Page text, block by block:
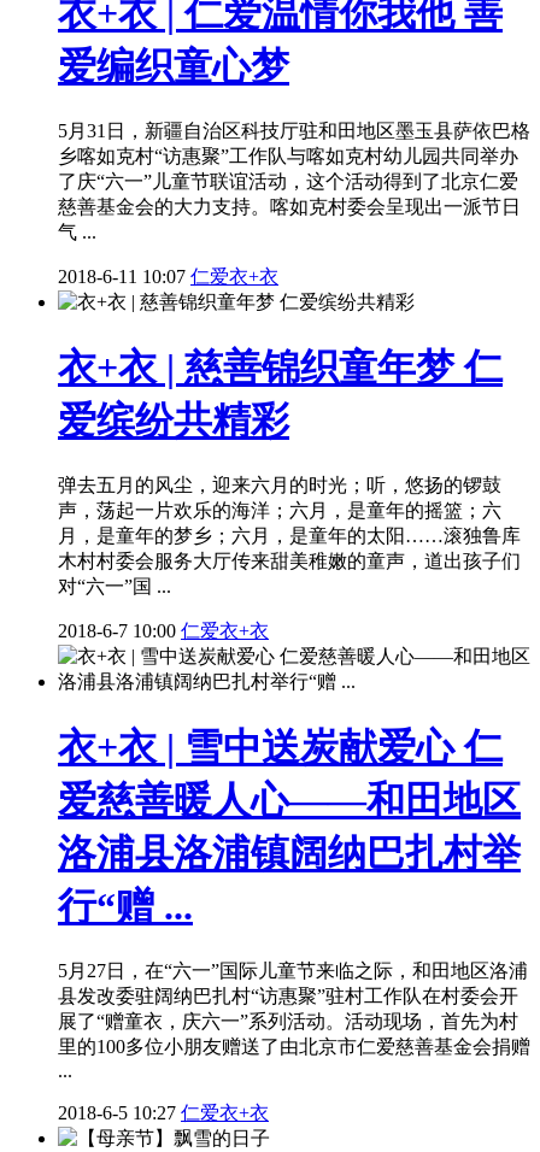
衣+衣 | 仁爱温情你我他 善
爱编织童心梦
5月31日，新疆自治区科技厅驻和田地区墨玉县萨依巴格
乡喀如克村“访惠聚”工作队与喀如克村幼儿园共同举办
了庆“六一”儿童节联谊活动，这个活动得到了北京仁爱
慈善基金会的大力支持。喀如克村委会呈现出一派节日
气 ...
2018-6-11 10:07 仁爱衣+衣
衣+衣 | 慈善锦织童年梦 仁
爱缤纷共精彩
弹去五月的风尘，迎来六月的时光；听，悠扬的锣鼓
声，荡起一片欢乐的海洋；六月，是童年的摇篮；六
月，是童年的梦乡；六月，是童年的太阳……滚独鲁库
木村村委会服务大厅传来甜美稚嫩的童声，道出孩子们
对“六一”国 ...
2018-6-7 10:00 仁爱衣+衣
衣+衣 | 雪中送炭献爱心 仁
爱慈善暖人心——和田地区
洛浦县洛浦镇阔纳巴扎村举
行“赠 ...
5月27日，在“六一”国际儿童节来临之际，和田地区洛浦
县发改委驻阔纳巴扎村“访惠聚”驻村工作队在村委会开
展了“赠童衣，庆六一”系列活动。活动现场，首先为村
里的100多位小朋友赠送了由北京市仁爱慈善基金会捐赠
...
2018-6-5 10:27 仁爱衣+衣